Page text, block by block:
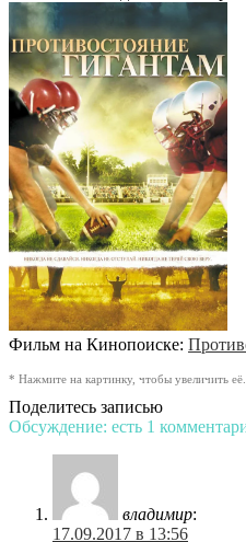
Фильм на Кинопоиске:
* Нажмите на картинку, чтобы увеличить её.
Поделитесь записью
Обсуждение: есть 1
владимир:
17.09.2017 в 13:56